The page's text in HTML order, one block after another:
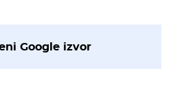
Google izvor